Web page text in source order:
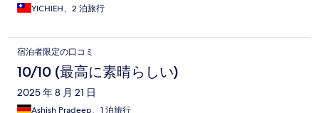
YICHIEH、2 泊旅行
宿泊者限定の口コミ
10/10 (最高に素晴らしい)
2025 年 8 月 21 日
Ashish Pradeep、1 泊旅行